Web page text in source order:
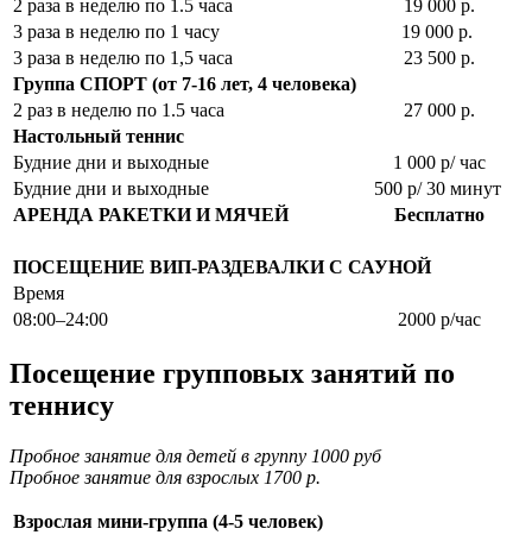
2 раза в неделю по 1.5 часа
19 000 р.
3 раза в неделю по 1 часу
19 000 р.
3 раза в неделю по 1,5 часа
23 500 р.
Группа СПОРТ (от 7-16 лет, 4 человека)
2 раз в неделю по 1.5 часа
27 000 р.
Настольный теннис
Будние дни и выходные
1 000 р/ час
Будние дни и выходные
500 р/ 30 минут
АРЕНДА РАКЕТКИ И МЯЧЕЙ
Бесплатно
ПОСЕЩЕНИЕ ВИП-РАЗДЕВАЛКИ С САУНОЙ
Время
08:00–24:00
2000 р/час
Посещение групповых занятий по
теннису
Пробное занятие для детей в группу 1000 руб
Пробное занятие для взрослых 1700 р.
Взрослая мини-группа (4-5 человек)